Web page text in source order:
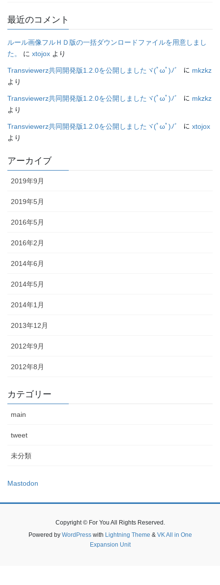
最近のコメント
ルール画像フルＨＤ版の一括ダウンロードファイルを用意しまし
た。
に xtojox より
Transviewerz共同開発版1.2.0を公開しましたヾ(ﾟωﾟ)ﾉ゛ に mkzkz
より
Transviewerz共同開発版1.2.0を公開しましたヾ(ﾟωﾟ)ﾉ゛ に mkzkz
より
Transviewerz共同開発版1.2.0を公開しましたヾ(ﾟωﾟ)ﾉ゛ に xtojox
より
アーカイブ
2019年9月
2019年5月
2016年5月
2016年2月
2014年6月
2014年5月
2014年1月
2013年12月
2012年9月
2012年8月
カテゴリー
main
tweet
未分類
Mastodon
Copyright © For You All Rights Reserved.
Powered by WordPresswith Lightning Theme & VK All in One
Expansion Unit